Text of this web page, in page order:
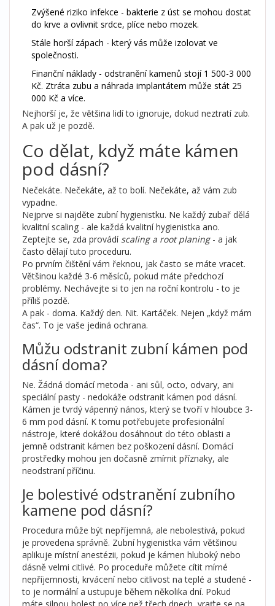
Zvýšené riziko infekce - bakterie z úst se mohou dostat
do krve a ovlivnit srdce, plíce nebo mozek.
Stále horší zápach - který vás může izolovat ve
společnosti.
Finanční náklady - odstranění kamenů stojí 1 500-3 000
Kč. Ztráta zubu a náhrada implantátem může stát 25
000 Kč a více.
Nejhorší je, že většina lidí to ignoruje, dokud neztratí zub.
A pak už je pozdě.
Co dělat, když máte kámen
pod dásní?
Nečekáte. Nečekáte, až to bolí. Nečekáte, až vám zub
vypadne.
Nejprve si najděte zubní hygienistku. Ne každý zubař dělá
kvalitní scaling - ale každá kvalitní hygienistka ano.
Zeptejte se, zda provádí scaling a root planing- a jak
často dělají tuto proceduru.
Po prvním čištění vám řeknou, jak často se máte vracet.
Většinou každé 3-6 měsíců, pokud máte předchozí
problémy. Nechávejte si to jen na roční kontrolu - to je
příliš pozdě.
A pak - doma. Každý den. Nit. Kartáček. Nejen „když mám
čas“. To je vaše jediná ochrana.
Můžu odstranit zubní kámen pod
dásní doma?
Ne. Žádná domácí metoda - ani sůl, octo, odvary, ani
speciální pasty - nedokáže odstranit kámen pod dásní.
Kámen je tvrdý vápenný nános, který se tvoří v hloubce 3-
6 mm pod dásní. K tomu potřebujete profesionální
nástroje, které dokážou dosáhnout do této oblasti a
jemně odstranit kámen bez poškození dásní. Domácí
prostředky mohou jen dočasně zmírnit příznaky, ale
neodstraní příčinu.
Je bolestivé odstranění zubního
kamene pod dásní?
Procedura může být nepříjemná, ale nebolestivá, pokud
je provedena správně. Zubní hygienistka vám většinou
aplikuje místní anestézii, pokud je kámen hluboký nebo
dásně velmi citlivé. Po proceduře můžete cítit mírné
nepříjemnosti, krvácení nebo citlivost na teplé a studené -
to je normální a ustupuje během několika dní. Pokud